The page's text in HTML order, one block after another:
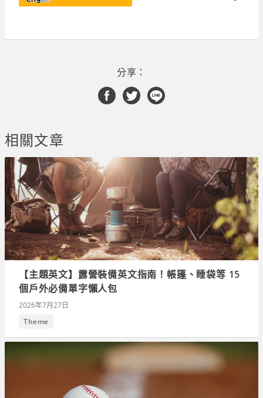
分享：
相關文章
【主題英文】露營裝備英文指南！帳篷、睡袋等 15
個戶外必備單字懶人包
2026年7月27日
Theme